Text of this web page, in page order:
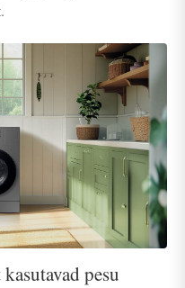
pesu